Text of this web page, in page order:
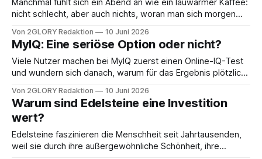
Manchmal fühlt sich ein Abend an wie ein lauwarmer Kaffee:
nicht schlecht, aber auch nichts, woran man sich morgen
läuft nebenbei – und plötzlich zeigt die Uhr Mitternacht.
Wieder ein Tag vorbei. So ist das eben. Oder doch nicht?
Interessanterweise braucht es oft weder
Von 2GLORY Redaktion 10 Juni 2026
MyIQ: Eine seriöse Option oder nicht?
Viele Nutzer machen bei MyIQ zuerst einen Online-IQ-Test
und wundern sich danach, warum für das Ergebnis plötzlich
ordnet MyIQ verbraucherorientiert ein, erklärt typische
Preismodelle bei IQ-Test online Angeboten und zeigt
konkret, wie Sie ein MyIQ Abo prüfen und
Von 2GLORY Redaktion 10 Juni 2026
Warum sind Edelsteine eine Investition
wert?
Edelsteine faszinieren die Menschheit seit Jahrtausenden,
weil sie durch ihre außergewöhnliche Schönheit, ihre